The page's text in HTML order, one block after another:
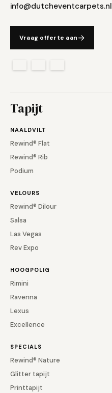
info@dutcheventcarpets.nl
Vraag offerte aan
Tapijt
NAALDVILT
Rewind® Flat
Rewind® Rib
Podium
VELOURS
Rewind® Dilour
Salsa
Las Vegas
Rev Expo
HOOGPOLIG
Rimini
Ravenna
Lexus
Excellence
SPECIALS
Rewind® Nature
Glitter tapijt
Printtapijt